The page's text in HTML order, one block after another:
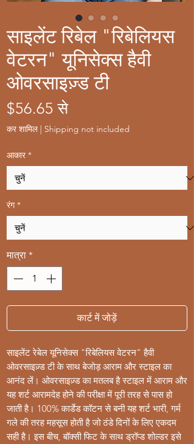
साइलेंट रिबेल "रिबेलियस
वेटरन" यूनिसेक्स हैवी
ओवरसाइज़्ड टी
$56.65 सेबिक्री
मूल्य
कर शामिल| Shipping not included
आकार *
रंग *
मात्रा *
कार्ट में जोड़ें
साइलेंट रेबेल यूनिसेक्स "रिबेलियस वेटरन" हैवी
ओवरसाइज़्ड टी के साथ बेजोड़ आराम और स्टाइल का
आनंद लें। ओवरसाइज़्ड का मतलब है स्टाइल में आराम और
यह शर्ट आरामदेह होने की परीक्षा में पूरी तरह से पास हो
जाती है। 100% कार्डेड कॉटन से बनी यह शर्ट भारी, गर्म
गले की तरह महसूस होती है जो ठंडे दिनों के लिए एकदम
सही है। इस बीच, बॉक्सी फिट के साथ ड्रॉप्ड शोल्डर इसे